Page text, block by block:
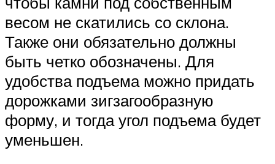
весом не скатились со склона.
Также они обязательно должны
быть четко обозначены. Для
удобства подъема можно придать
дорожками зигзагообразную
форму, и тогда угол подъема будет
уменьшен.